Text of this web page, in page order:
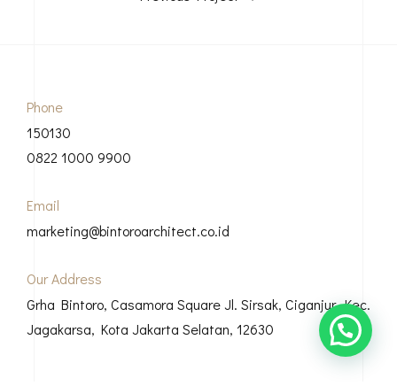
Phone
150130
0822 1000 9900
Email
marketing@bintoroarchitect.co.id
Our Address
Grha Bintoro, Casamora Square Jl. Sirsak, Ciganjur, Kec.
Jagakarsa, Kota Jakarta Selatan, 12630